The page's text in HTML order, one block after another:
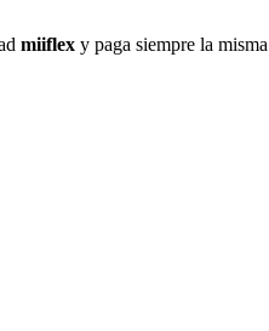
miiflex y paga siempre la